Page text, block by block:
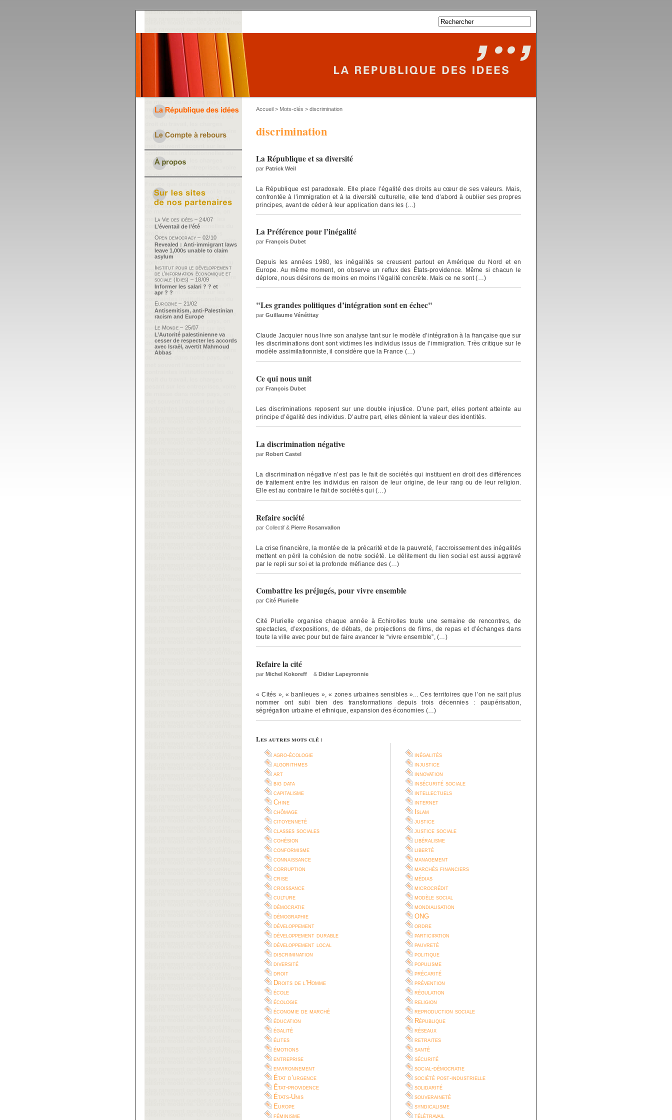
Accueil > Mots-clés > discrimination
discrimination
La République et sa diversité
par Patrick Weil
La République est paradoxale. Elle place l’égalité des droits au cœur de ses valeurs. Mais,
confrontée à l’immigration et à la diversité culturelle, elle tend d’abord à oublier ses propres
principes, avant de céder à leur application dans les (…)
La Préférence pour l’inégalité
par François Dubet
Depuis les années 1980, les inégalités se creusent partout en Amérique du Nord et en
Europe. Au même moment, on observe un reflux des États-providence. Même si chacun le
déplore, nous désirons de moins en moins l’égalité concrète. Mais ce ne sont (…)
"Les grandes politiques d’intégration sont en échec"
par Guillaume Vénétitay
Claude Jacquier nous livre son analyse tant sur le modèle d’intégration à la française que sur
les discriminations dont sont victimes les individus issus de l’immigration. Très critique sur le
modèle assimilationniste, il considère que la France (…)
Ce qui nous unit
par François Dubet
Les discriminations reposent sur une double injustice. D’une part, elles portent atteinte au
principe d’égalité des individus. D’autre part, elles dénient la valeur des identités.
La discrimination négative
par Robert Castel
La discrimination négative n’est pas le fait de sociétés qui instituent en droit des différences
de traitement entre les individus en raison de leur origine, de leur rang ou de leur religion.
Elle est au contraire le fait de sociétés qui (…)
Refaire société
par Collectif & Pierre Rosanvallon
La crise financière, la montée de la précarité et de la pauvreté, l’accroissement des inégalités
mettent en péril la cohésion de notre société. Le délitement du lien social est aussi aggravé
par le repli sur soi et la profonde méfiance des (…)
Combattre les préjugés, pour vivre ensemble
par Cité Plurielle
Cité Plurielle organise chaque année à Echirolles toute une semaine de rencontres, de
spectacles, d’expositions, de débats, de projections de films, de repas et d’échanges dans
toute la ville avec pour but de faire avancer le “vivre ensemble”, (…)
Refaire la cité
par Michel Kokoreff & Didier Lapeyronnie
« Cités », « banlieues », « zones urbaines sensibles »... Ces territoires que l’on ne sait plus
nommer ont subi bien des transformations depuis trois décennies : paupérisation,
ségrégation urbaine et ethnique, expansion des économies (…)
Les autres mots clé :
agro-écologie
algorithmes
art
big data
capitalisme
Chine
chômage
citoyenneté
classes sociales
cohésion
conformisme
connaissance
corruption
crise
croissance
culture
démocratie
démographie
développement
développement durable
développement local
discrimination
diversité
droit
Droits de l’Homme
école
écologie
économie de marché
éducation
égalité
élites
émotions
entreprise
environnement
État d’urgence
État-providence
États-Unis
Europe
féminisme
inégalités
injustice
innovation
insécurité sociale
intellectuels
internet
Islam
justice
justice sociale
libéralisme
liberté
management
marchés financiers
médias
microcrédit
modèle social
mondialisation
ONG
ordre
participation
pauvreté
politique
populisme
précarité
prévention
régulation
religion
reproduction sociale
République
réseaux
retraites
santé
sécurité
social-démocratie
société post-industrielle
solidarité
souveraineté
syndicalisme
télétravail
La Vie des idées – 24/07
L’éventail de l’été
Open democracy – 02/10
Revealed : Anti-immigrant laws
leave 1,000s unable to claim
asylum
Institut pour le développement
de l’information économique et
sociale (Idies) – 18/09
Informer les salari ? ? et
apr ? ?
Eurozine – 21/02
Antisemitism, anti-Palestinian
racism and Europe
Le Monde – 25/07
L’Autorité palestinienne va
cesser de respecter les accords
avec Israël, avertit Mahmoud
Abbas